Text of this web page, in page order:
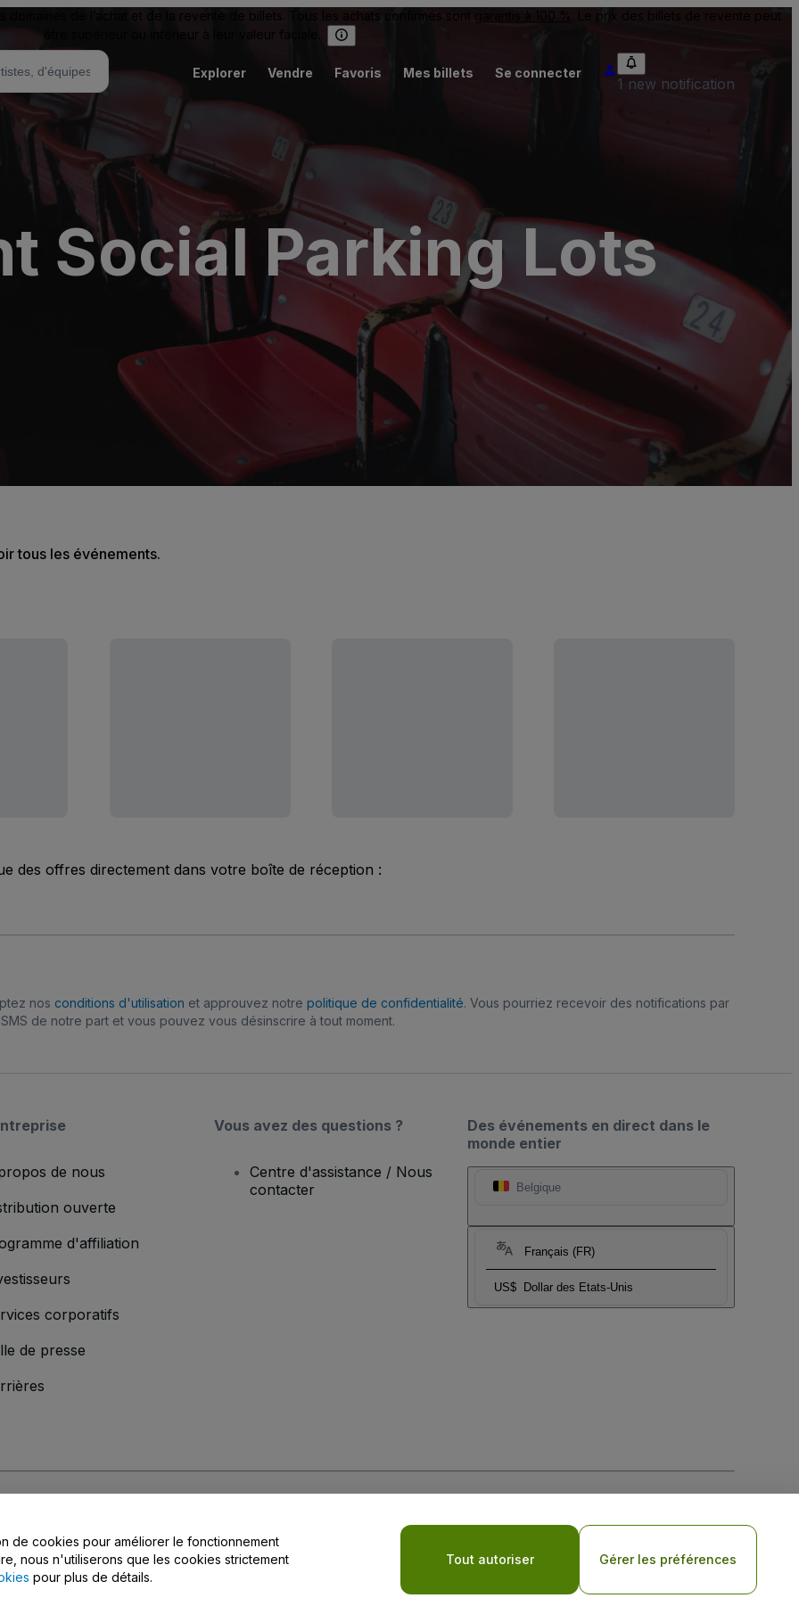
domaines de l’achat et de la revente de billets. Tous les achats confirmés sont garantis à 100 %
. Le prix des billets de revente peut
être supérieur ou inférieur à leur valeur faciale.
Explorer Vendre Favoris Mes billets Se connecter
1 new notification
Social Parking Lots
tous les événements.
des offres directement dans votre boîte de réception :
nos conditions d'utilisation et approuvez notre politique de confidentialité. Vous pourriez recevoir des notifications par
SMS de notre part et vous pouvez vous désinscrire à tout moment.
Des événements en direct dans le
monde entier
Belgique
Français (FR)
US$ Dollar des Etats-Unis
de nous
ouverte
d'affiliation
corporatifs
de presse
Vous avez des questions ?
Centre d'assistance / Nous
contacter
Politique de confidentialité pour les appareils mobiles
de confidentialité
de cookies pour améliorer le fonctionnement
nous n'utiliserons que les cookies strictement
pour plus de détails.
Tout autoriser Gérer les préférences